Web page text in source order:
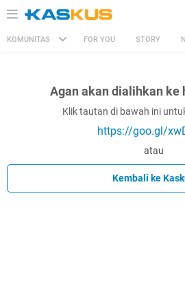
KOMUNITAS FOR YOU STORY
Agan akan dialihkan ke
Klik tautan di bawah ini
https://goo.gl/
atau
Kembali ke